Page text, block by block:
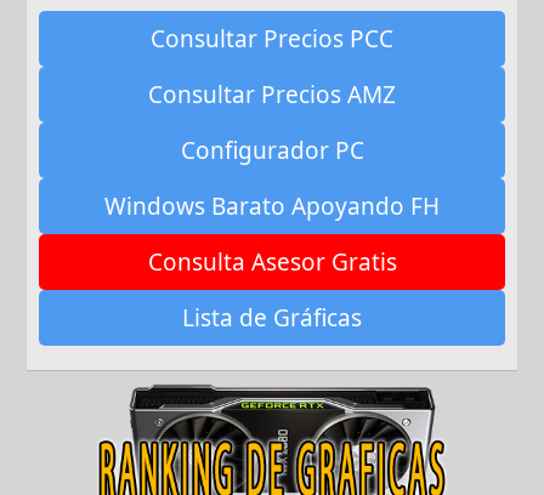
Consultar Precios PCC
Consultar Precios AMZ
Configurador PC
Windows Barato Apoyando FH
Consulta Asesor Gratis
Lista de Gráficas